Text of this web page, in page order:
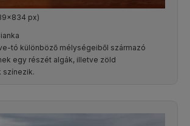
px)
tó különböző mélységeiből származó
egy részét algák, illetve zöld
színezik.